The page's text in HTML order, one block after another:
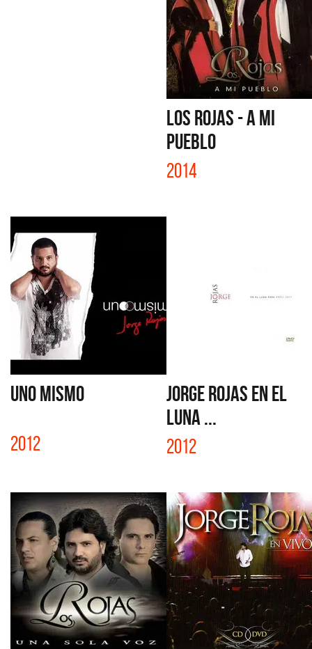
LOS ROJAS - A MI
PUEBLO
2014
UNO MISMO
2012
JORGE ROJAS EN EL
LUNA ...
2012